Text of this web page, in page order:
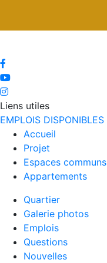
Liens utiles
EMPLOIS DISPONIBLES
Accueil
Projet
Espaces communs
Appartements
Quartier
Galerie photos
Emplois
Questions
Nouvelles